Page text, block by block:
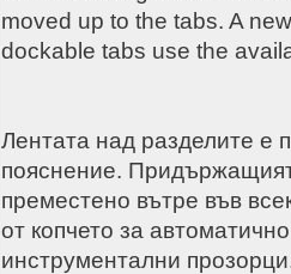
moved up to the tabs. A
dockable tabs use the
Лентата над разделите е
пояснение.
преместено вътре във
от копчето за
инструментални